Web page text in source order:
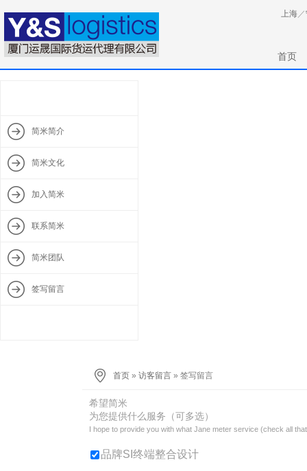
上海／
首页
简米简介
简米文化
加入简米
联系简米
简米团队
签写留言
首页 » 访客留言 » 签写留言
希望简米
为您提供什么服务（可多选）
I hope to provide you with what Jane meter service (check all
品牌SI终端整合设计